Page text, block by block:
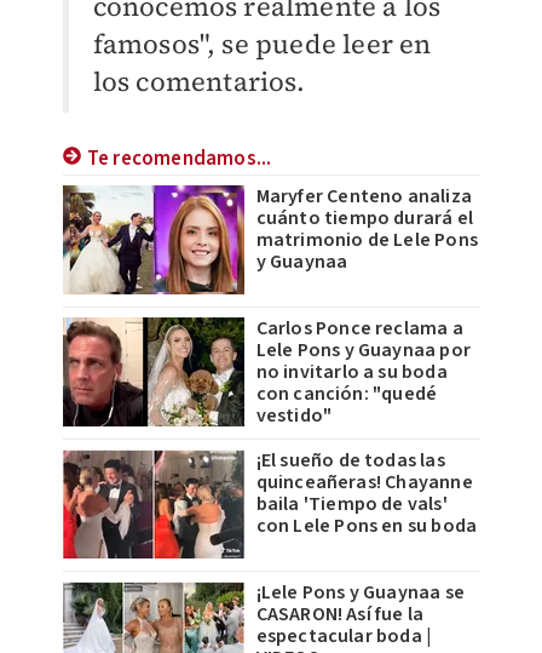
famosos", se puede leer en
los comentarios.
Te recomendamos...
Maryfer Centeno analiza
cuánto tiempo durará el
matrimonio de Lele Pons
y Guaynaa
Carlos Ponce reclama a
Lele Pons y Guaynaa por
no invitarlo a su boda
con canción: "quedé
vestido"
¡El sueño de todas las
quinceañeras! Chayanne
baila 'Tiempo de vals'
con Lele Pons en su boda
¡Lele Pons y Guaynaa se
CASARON! Así fue la
espectacular boda |